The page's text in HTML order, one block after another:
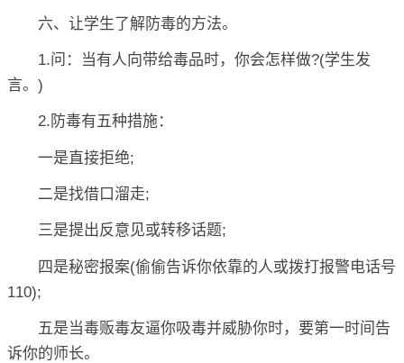
六、让学生了解防毒的方法。
1.问：当有人向带给毒品时，你会怎样做?(学生发
言。)
2.防毒有五种措施：
一是直接拒绝;
二是找借口溜走;
三是提出反意见或转移话题;
四是秘密报案(偷偷告诉你依靠的人或拨打报警电话号
110);
五是当毒贩毒友逼你吸毒并威胁你时，要第一时间告
诉你的师长。